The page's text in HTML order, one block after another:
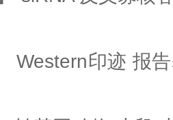
Western印迹 报